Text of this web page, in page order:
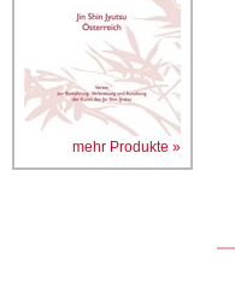
mehr Produkte »